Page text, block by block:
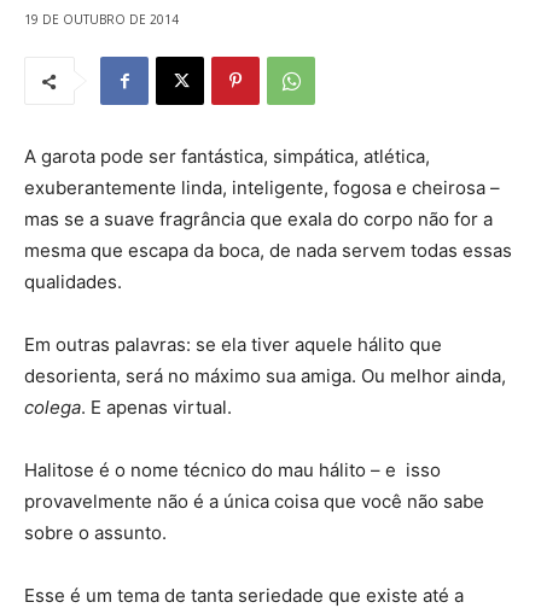
19 DE OUTUBRO DE 2014
A garota pode ser fantástica, simpática, atlética,
exuberantemente linda, inteligente, fogosa e cheirosa –
mas se a suave fragrância que exala do corpo não for a
mesma que escapa da boca, de nada servem todas essas
qualidades.
Em outras palavras: se ela tiver aquele hálito que
desorienta, será no máximo sua amiga. Ou melhor ainda,
colega. E apenas virtual.
Halitose é o nome técnico do mau hálito – e isso
provavelmente não é a única coisa que você não sabe
sobre o assunto.
Esse é um tema de tanta seriedade que existe até a